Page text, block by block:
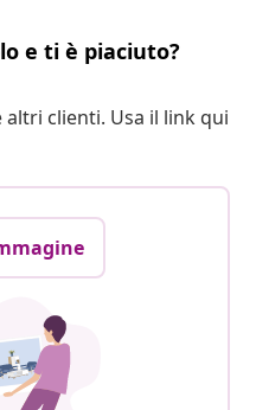
e ti è piaciuto?
clienti. Usa il link qui